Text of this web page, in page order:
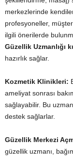
merkezlerinde
profesyoneller,
ilgili önerilerde
Güzellik Uzmanlığı
hazırlık sağlar.
Kozmetik Klinikleri:
ameliyat sonrası
sağlayabilir. Bu
destek sağlarlar.
Güzellik Merkezi
güzellik uzmanı,